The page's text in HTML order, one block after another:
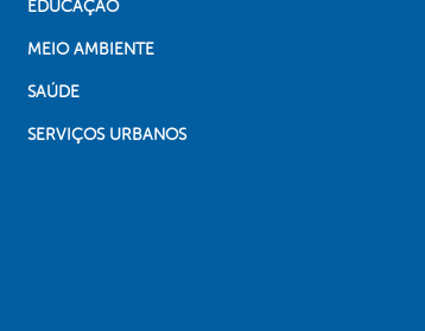
EDUCAÇÃO
MEIO AMBIENTE
SAÚDE
SERVIÇOS URBANOS